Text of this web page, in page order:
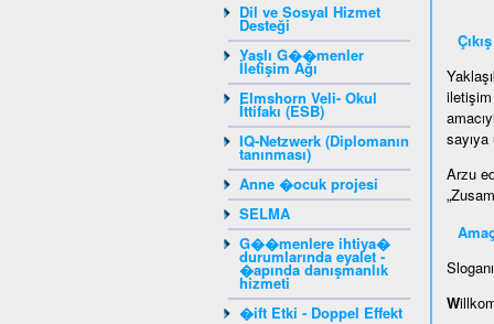
Dil ve Sosyal Hizmet
Desteği
Yaşlı G��menler
İletişim Ağı
Elmshorn Veli- Okul
İttifakı (ESB)
IQ-Netzwerk (Diplomanın
tanınması)
Anne �ocuk projesi
SELMA
G��menlere ihtiya�
durumlarında eyalet -
�apında danışmanlık
hizmeti
�ift Etki - Doppel Effekt
iletişim
sayıya
Arzu
W